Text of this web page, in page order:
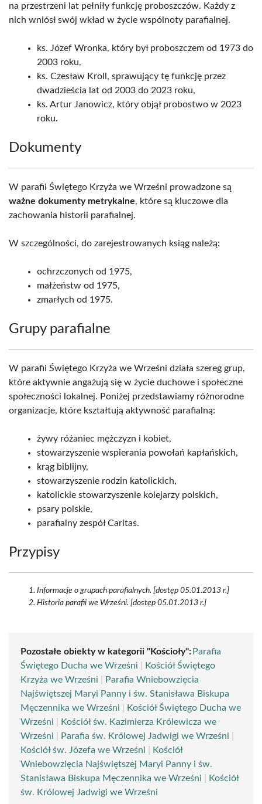
na przestrzeni lat pełniły funkcję proboszczów. Każdy z
nich wniósł swój wkład w życie wspólnoty parafialnej.
ks. Józef Wronka, który był proboszczem od 1973 do
2003 roku,
ks. Czesław Kroll, sprawujący tę funkcję przez
dwadzieścia lat od 2003 do 2023 roku,
ks. Artur Janowicz, który objął probostwo w 2023
roku.
Dokumenty
W parafii Świętego Krzyża we Wrześni prowadzone są
ważne dokumenty metrykalne, które są kluczowe dla
zachowania historii parafialnej.
W szczególności, do zarejestrowanych ksiąg należą:
ochrzczonych od 1975,
małżeństw od 1975,
zmarłych od 1975.
Grupy parafialne
W parafii Świętego Krzyża we Wrześni działa szereg grup,
które aktywnie angażują się w życie duchowe i społeczne
społeczności lokalnej. Poniżej przedstawiamy różnorodne
organizacje, które kształtują aktywność parafialną:
żywy różaniec mężczyzn i kobiet,
stowarzyszenie wspierania powołań kapłańskich,
krąg biblijny,
stowarzyszenie rodzin katolickich,
katolickie stowarzyszenie kolejarzy polskich,
psary polskie,
parafialny zespół Caritas.
Przypisy
Informacje o grupach parafialnych. [dostęp 05.01.2013 r.]
Historia parafii we Wrześni. [dostęp 05.01.2013 r.]
Pozostałe obiekty w kategorii "Kościoły": Parafia
Świętego Ducha we Wrześni
Kościół Świętego
Krzyża we Wrześni
Parafia Wniebowzięcia
Najświętszej Maryi Panny i św. Stanisława Biskupa
Męczennika we Wrześni
Kościół Świętego Ducha we
Wrześni
Kościół św. Kazimierza Królewicza we
Wrześni
Parafia św. Królowej Jadwigi we Wrześni
Kościół św. Józefa we Wrześni
Kościół
Wniebowzięcia Najświętszej Maryi Panny i św.
Stanisława Biskupa Męczennika we Wrześni
Kościół
św. Królowej Jadwigi we Wrześni